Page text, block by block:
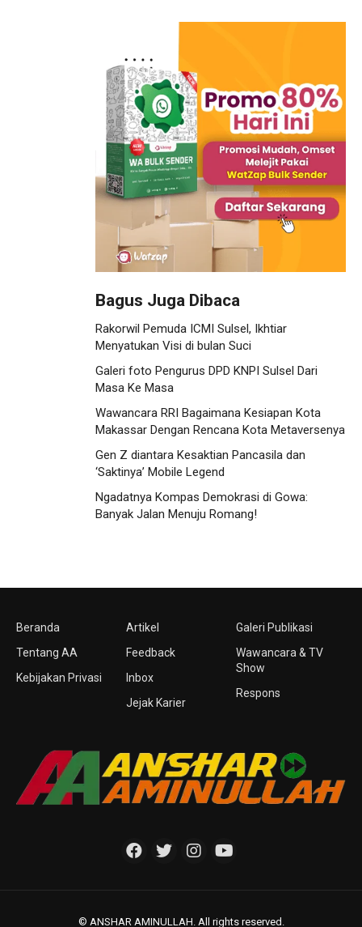
Bagus Juga Dibaca
Rakorwil Pemuda ICMI Sulsel, Ikhtiar
Menyatukan Visi di bulan Suci
Galeri foto Pengurus DPD KNPI Sulsel Dari
Masa Ke Masa
Wawancara RRI Bagaimana Kesiapan Kota
Makassar Dengan Rencana Kota Metaversenya
Gen Z diantara Kesaktian Pancasila dan
‘Saktinya’ Mobile Legend
Ngadatnya Kompas Demokrasi di Gowa:
Banyak Jalan Menuju Romang!
Beranda
Tentang AA
Kebijakan Privasi
Artikel
Feedback
Inbox
Jejak Karier
Galeri Publikasi
Wawancara & TV
Show
Respons
© ANSHAR AMINULLAH. All rights reserved.